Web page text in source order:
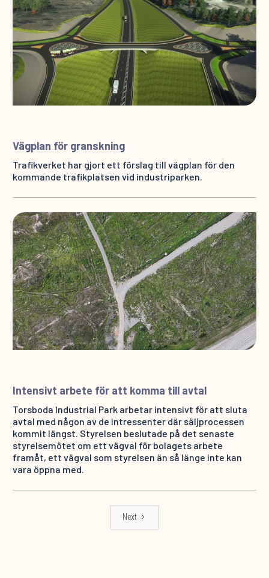
Vägplan för granskning
Trafikverket har gjort ett förslag till vägplan för den
kommande trafikplatsen vid industriparken.
Intensivt arbete för att komma till avtal
Torsboda Industrial Park arbetar intensivt för att sluta
avtal med någon av de intressenter där säljprocessen
kommit längst. Styrelsen beslutade på det senaste
styrelsemötet om ett vägval för bolagets arbete
framåt, ett vägval som styrelsen än så länge inte kan
vara öppna med.
Next